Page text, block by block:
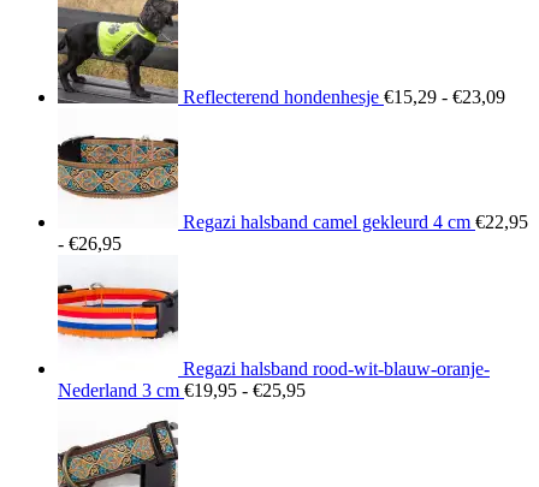
Reflecterend hondenhesje €15,29 - €23,09
Regazi halsband camel gekleurd 4 cm €22,95
- €26,95Prijsklasse:
tot
€26,95
Regazi halsband rood-wit-blauw-oranje-
Nederland 3 cm €19,95 - €25,95Prijsklasse: